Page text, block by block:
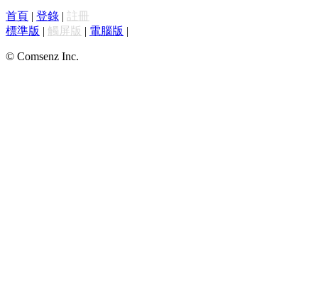
首頁 | 登錄 | 註冊
標準版 | 觸屏版 | 電腦版 |
© Comsenz Inc.